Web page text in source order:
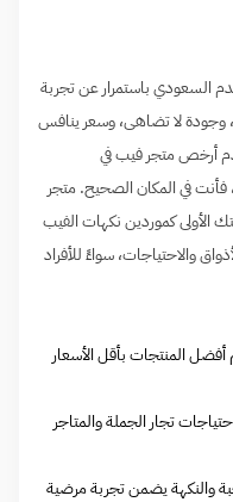
السعودي باستمرار عن تجربة
وجودة لا تضاهى، وسعر ينافس
أرخص متجر فيب في
في المكان الصحيح. متجر
الأولى كموردين نكهات الفيب
والاحتياجات، سواءً للأفراد
المنتجات بأقل الأسعار
تجار الجملة والمتاجر
والنكهة يضمن تجربة مرضية